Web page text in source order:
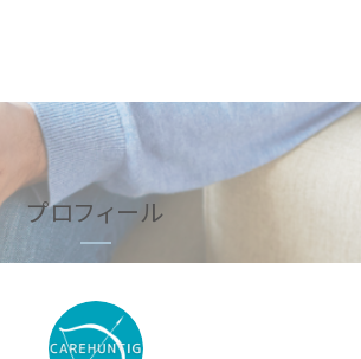
プロフィール